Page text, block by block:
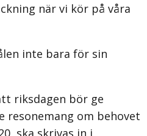
när vi kör på våra
inte bara för sin
riksdagen bör ge
om behovet
ska skrivas in i